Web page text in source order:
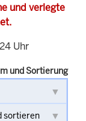
und verlegte
Uhr
und Sortierung